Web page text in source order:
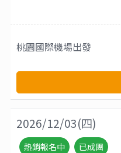
桃園國際機場出發
2026/12/03(四)
熱銷報名中 已成團